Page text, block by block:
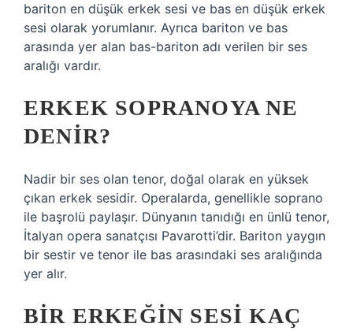
bariton en düşük erkek sesi ve bas en düşük erkek
sesi olarak yorumlanır. Ayrıca bariton ve bas
arasında yer alan bas-bariton adı verilen bir ses
aralığı vardır.
ERKEK SOPRANOYA NE
DENIR?
Nadir bir ses olan tenor, doğal olarak en yüksek
çıkan erkek sesidir. Operalarda, genellikle soprano
ile başrolü paylaşır. Dünyanın tanıdığı en ünlü tenor,
İtalyan opera sanatçısı Pavarotti’dir. Bariton yaygın
bir sestir ve tenor ile bas arasındaki ses aralığında
yer alır.
BIR ERKEĞIN SESI KAÇ